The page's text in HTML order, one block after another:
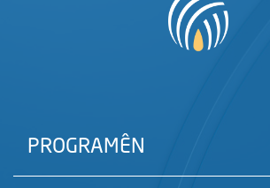
PROGRAMÊN